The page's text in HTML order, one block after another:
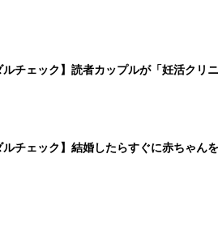
ルチェック】読者カップルが「妊活クリ
ルチェック】結婚したらすぐに赤ちゃん